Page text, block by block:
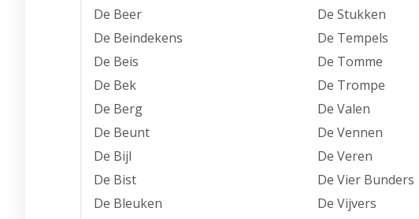
De Beer
De Beindekens
De Beis
De Bek
De Berg
De Beunt
De Bijl
De Bist
De Bleuken
De Stukken
De Tempels
De Tomme
De Trompe
De Valen
De Vennen
De Veren
De Vier Bunders
De Vijvers